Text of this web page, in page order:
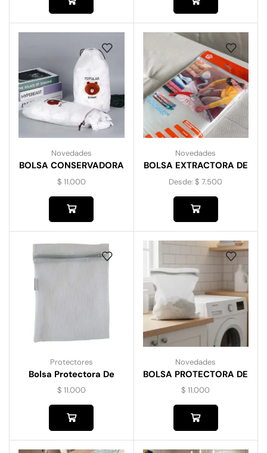
Novedades
BOLSA CONSERVADORA
DE ALIMENTOS
$ 11.000
Novedades
BOLSA EXTRACTORA DE
AIRE
Desde:$ 7.500
Protectores
Bolsa Protectora De
Lavado
$ 11.000
Novedades
BOLSA PROTECTORA DE
LAVADO
$ 11.000